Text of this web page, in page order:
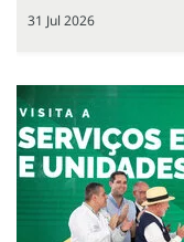
31 Jul 2026